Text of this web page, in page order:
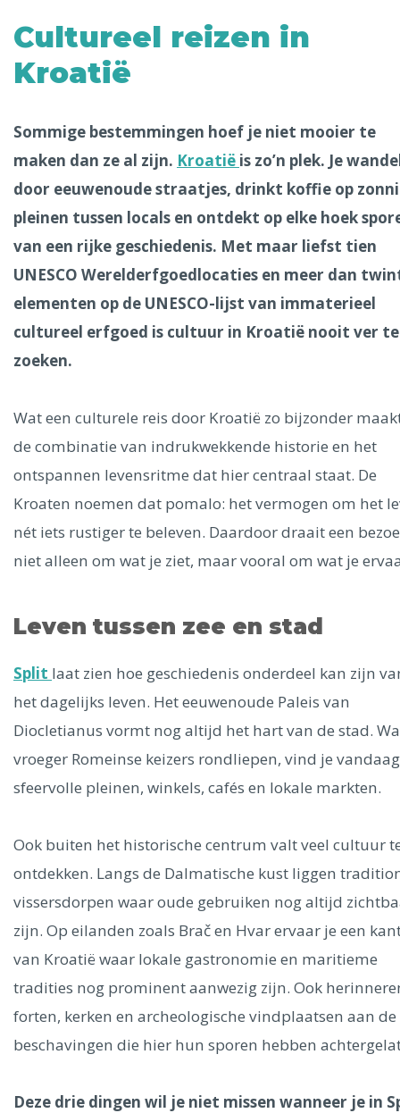
Phoenix
Dresden
Singapore
Rome Berlijn Mechelen Venetië
Florence
Dublin
Hong Kong München Wenen Budapest
Madrid
Vancouver
Alles bekijken
Cultureel reizen in
Kroatië
Sommige bestemmingen hoef je niet mooier te
maken dan ze al zijn. Kroatië is zo’n plek. Je
door eeuwenoude straatjes, drinkt koffie op
pleinen tussen locals en ontdekt op elke hoek
van een rijke geschiedenis. Met maar liefst tien
UNESCO Werelderfgoedlocaties en meer dan
elementen op de UNESCO-lijst van immaterieel
cultureel erfgoed is cultuur in Kroatië nooit ver te
zoeken.
Wat een culturele reis door Kroatië zo bijzonder
de combinatie van indrukwekkende historie en het
ontspannen levensritme dat hier centraal staat. De
Kroaten noemen dat pomalo: het vermogen om het
nét iets rustiger te beleven. Daardoor draait een
niet alleen om wat je ziet, maar vooral om wat je
Leven tussen zee en stad
Split laat zien hoe geschiedenis onderdeel kan zijn
het dagelijks leven. Het eeuwenoude Paleis van
Diocletianus vormt nog altijd het hart van de stad.
vroeger Romeinse keizers rondliepen, vind je vandaag
sfeervolle pleinen, winkels, cafés en lokale markten.
Ook buiten het historische centrum valt veel cultuur
ontdekken. Langs de Dalmatische kust liggen
vissersdorpen waar oude gebruiken nog altijd
zijn. Op eilanden zoals Brač en Hvar ervaar je een
van Kroatië waar lokale gastronomie en maritieme
tradities nog prominent aanwezig zijn. Ook
forten, kerken en archeologische vindplaatsen aan de
beschavingen die hier hun sporen hebben
Deze drie dingen wil je niet missen wanneer je in